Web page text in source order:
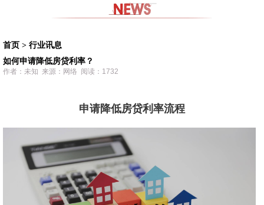
首页 > 行业讯息
如何申请降低房贷利率？
作者：未知 来源：网络 阅读：1732
申请降低房贷利率流程